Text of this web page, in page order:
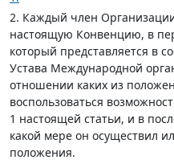
2. Каждый член
настоящую Конвенцию, в
который представляется в
Устава Международной
отношении каких из
воспользоваться
1 настоящей статьи, и в
какой мере он осуществил
положения.